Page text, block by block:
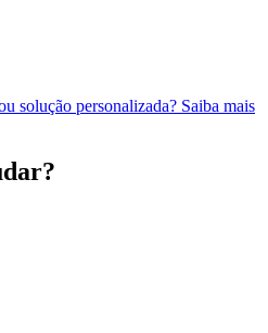
solução personalizada? Saiba mais